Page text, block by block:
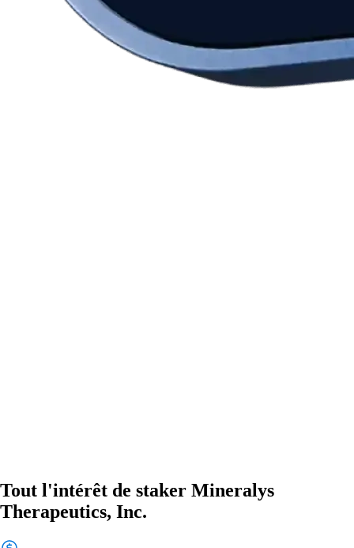
Tout l'intérêt de staker Mineralys
Therapeutics, Inc.